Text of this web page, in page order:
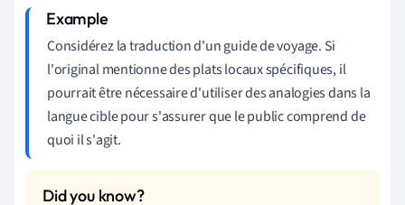
Considérez la traduction d'un guide de voyage. Si
l'original mentionne des plats locaux spécifiques, il
pourrait être nécessaire d'utiliser des analogies dans la
langue cible pour s'assurer que le public comprend de
quoi il s'agit.